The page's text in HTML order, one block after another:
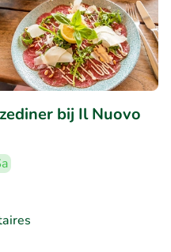
bij Il Nuovo